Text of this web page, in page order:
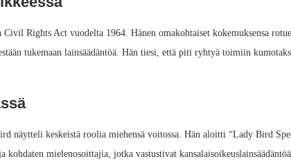
Rights Act vuodelta 1964. Hänen omakohtaiset kokemuksensa
tukemaan lainsäädäntöä. Hän tiesi, että piti ryhtyä toimiin
näytteli keskeistä roolia miehensä voitossa. Hän aloitti “Lady Bird
kohdaten mielenosoittajia, jotka vastustivat